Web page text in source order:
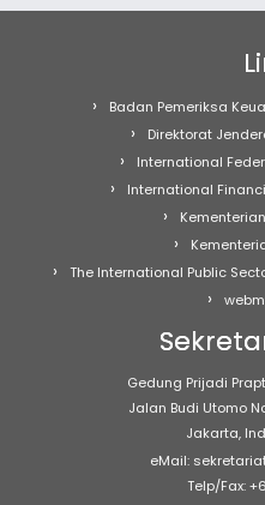
Badan Pemeriksa
Direktorat
International
International
The International Public
Gedung Prijadi
Jalan Budi Utomo
Jakarta,
eMail:
Telp/Fax: